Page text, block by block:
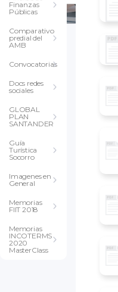
Finanzas
Públicas
Comparativo
predial del
AMB
Convocatorias
Docs redes
sociales
GLOBAL
PLAN
SANTANDER
Guía
Turística
Socorro
Imagenes en
General
Memorias
FIIT 2018
Memorias
INCOTERMS
2020
MasterClass